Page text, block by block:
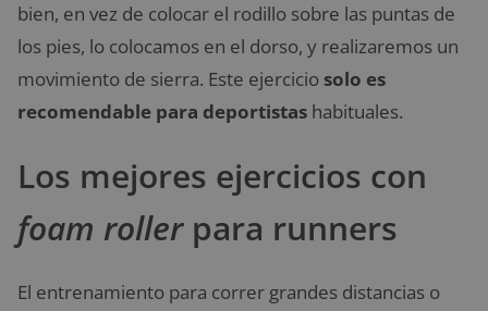
bien, en vez de colocar el rodillo sobre las puntas de
los pies, lo colocamos en el dorso, y realizaremos un
movimiento de sierra. Este ejercicio solo es
recomendable para deportistas habituales.
Los mejores ejercicios con
foam rollerpara runners
El entrenamiento para correr grandes distancias o